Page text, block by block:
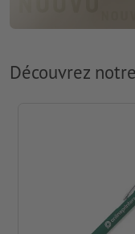
Découvrez